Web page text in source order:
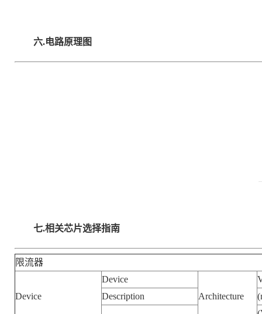
六.电路原理图
七.相关芯片选择指南
限流器
Device
Device
Architecture
Description